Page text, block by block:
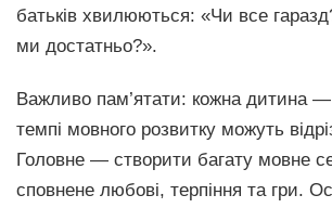
батьків хвилюються: «Чи все
ми достатньо?».
Важливо пам’ятати: кожна дитина —
темпі мовного розвитку можуть
Головне — створити багату мовне
сповнене любові, терпіння та гри.